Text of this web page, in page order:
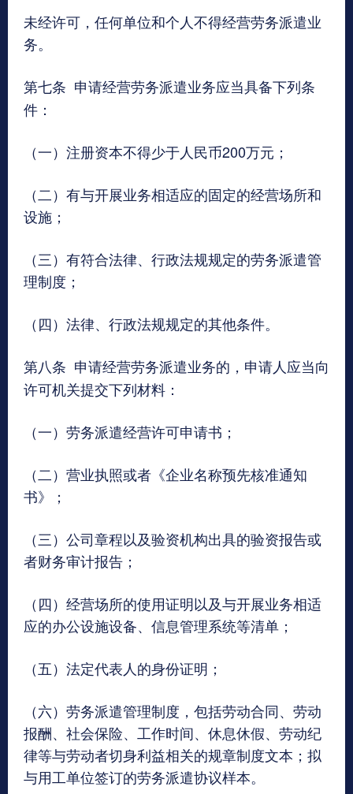
未经许可，任何单位和个人不得经营劳务派遣业
务。
第七条 申请经营劳务派遣业务应当具备下列条
件：
（一）注册资本不得少于人民币200万元；
（二）有与开展业务相适应的固定的经营场所和
设施；
（三）有符合法律、行政法规规定的劳务派遣管
理制度；
（四）法律、行政法规规定的其他条件。
第八条 申请经营劳务派遣业务的，申请人应当向
许可机关提交下列材料：
（一）劳务派遣经营许可申请书；
（二）营业执照或者《企业名称预先核准通知
书》；
（三）公司章程以及验资机构出具的验资报告或
者财务审计报告；
（四）经营场所的使用证明以及与开展业务相适
应的办公设施设备、信息管理系统等清单；
（五）法定代表人的身份证明；
（六）劳务派遣管理制度，包括劳动合同、劳动
报酬、社会保险、工作时间、休息休假、劳动纪
律等与劳动者切身利益相关的规章制度文本；拟
与用工单位签订的劳务派遣协议样本。